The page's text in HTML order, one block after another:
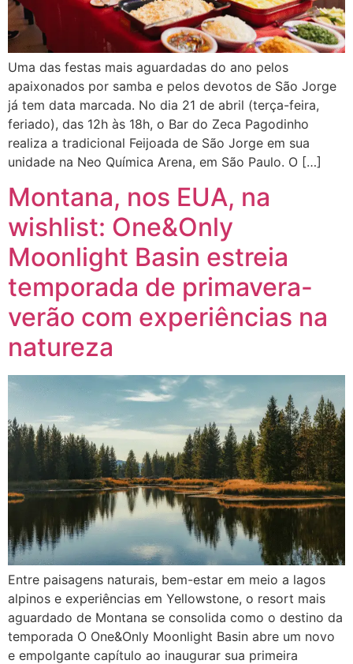
Uma das festas mais aguardadas do ano pelos
apaixonados por samba e pelos devotos de São Jorge
já tem data marcada. No dia 21 de abril (terça-feira,
feriado), das 12h às 18h, o Bar do Zeca Pagodinho
realiza a tradicional Feijoada de São Jorge em sua
unidade na Neo Química Arena, em São Paulo. O […]
Montana, nos EUA, na
wishlist: One&Only
Moonlight Basin estreia
temporada de primavera-
verão com experiências na
natureza
Entre paisagens naturais, bem-estar em meio a lagos
alpinos e experiências em Yellowstone, o resort mais
aguardado de Montana se consolida como o destino da
temporada O One&Only Moonlight Basin abre um novo
e empolgante capítulo ao inaugurar sua primeira